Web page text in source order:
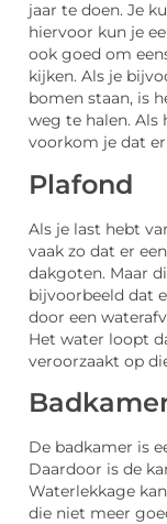
jaar te doen. Je
hiervoor kun je
ook goed om
kijken. Als je
bomen staan, is
weg te halen. Als
voorkom je dat
Plafond
Als je last hebt
vaak zo dat er
dakgoten. Maar
bijvoorbeeld dat
door een
Het water loopt
veroorzaakt op
De badkamer is
Daardoor is de
Waterlekkage
die niet meer